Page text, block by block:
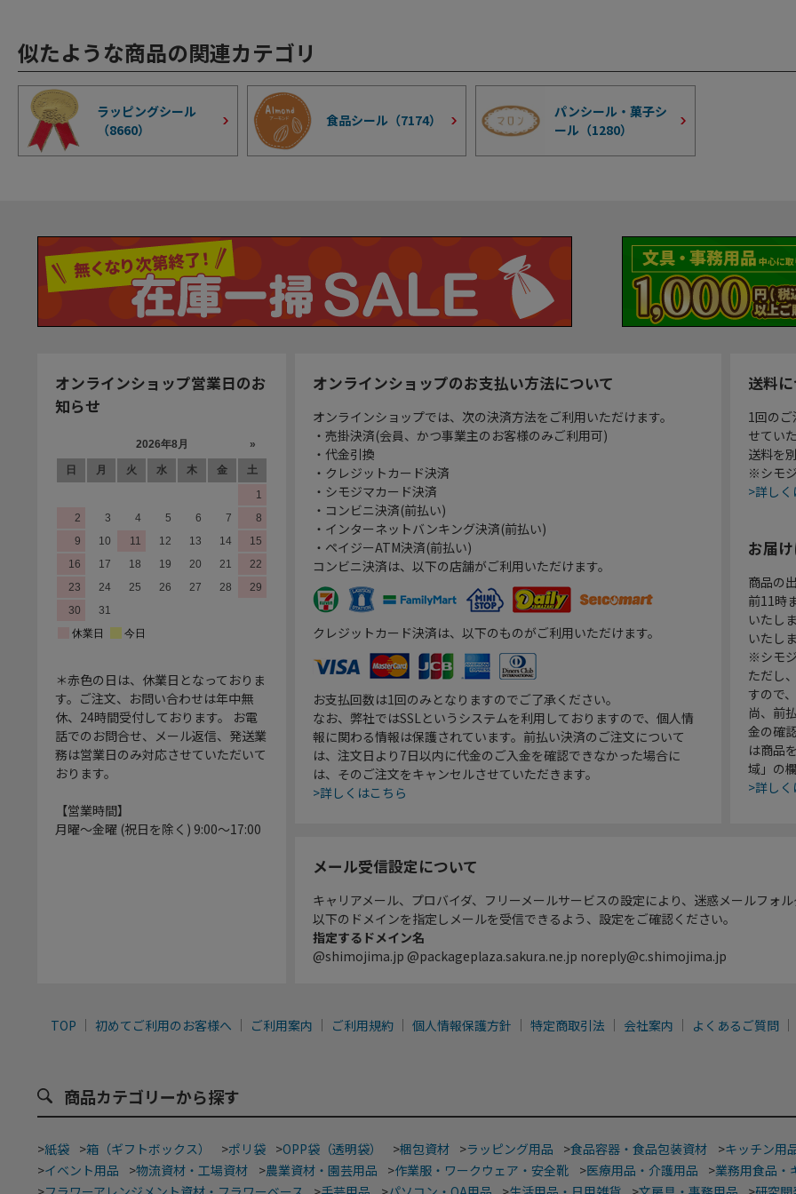
似たような商品の関連カテゴリ
ラッピングシール
（8660）
食品シール（7174）
パンシール・菓子シ
ール（1280）
オンラインショップ営業日のお
知らせ
＊赤色の日は、休業日となっておりま
す。ご注文、お問い合わせは年中無
休、24時間受付しております。 お電
話でのお問合せ、メール返信、発送業
務は営業日のみ対応させていただいて
おります。
【営業時間】
月曜～金曜 (祝日を除く) 9:00～17:00
オンラインショップのお支払い方法について
オンラインショップでは、次の決済方法をご利用いただけます。
・売掛決済(会員、かつ事業主のお客様のみご利用可)
・代金引換
・クレジットカード決済
・シモジマカード決済
・コンビニ決済(前払い)
・インターネットバンキング決済(前払い)
・ペイジーATM決済(前払い)
コンビニ決済は、以下の店舗がご利用いただけます。
クレジットカード決済は、以下のものがご利用いただけます。
お支払回数は1回のみとなりますのでご了承ください。
なお、弊社ではSSLというシステムを利用しておりますので、個人情
報に関わる情報は保護されています。前払い決済のご注文について
は、注文日より7日以内に代金のご入金を確認できなかった場合に
は、そのご注文をキャンセルさせていただきます。
>詳しくはこちら
送料
1回の
せてい
送料を
※シモ
>詳し
お届
商品の
前11時
いたし
いたし
※シモ
ただし
すので
尚、前
金の確
は商品
域」の
>詳し
メール受信設定について
キャリアメール、プロバイダ、フリーメールサービスの設定により、迷惑メールフォ
以下のドメインを指定しメールを受信できるよう、設定をご確認ください。
指定するドメイン名
@shimojima.jp @packageplaza.sakura.ne.jp noreply@c.shimojima.jp
TOP 初めてご利用のお客様へ ご利用案内 ご利用規約 個人情報保護方針 特定商取引法 会社案内 よくあるご質問
商品カテゴリーから探す
>紙袋 >箱（ギフトボックス） >ポリ袋 >OPP袋（透明袋） >梱包資材 >ラッピング用品 >食品容器・食品包装資材 >キッチン用
>イベント用品 >物流資材・工場資材 >農業資材・園芸用品 >作業服・ワークウェア・安全靴 >医療用品・介護用品 >業務用食品・